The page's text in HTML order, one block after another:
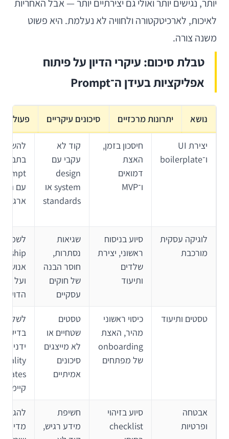
יותר, נגישים יותר ואולי גם יצירתיים יותר — אבל האחריות
לאיכות, לארכיטקטורה ולחוויה לא נעלמת. היא פשוט
משנה צורה.
טבלת סיכום: עיקרי הדיון על פיתוח
אפליקציות בעידן ה־Prompt
נושא יתרונות מרכזיים סיכונים עיקריים פעולה
יצירת UI
ו־boilerplate
חיסכון בזמן,
האצת
דמואים
ו־MVP
קוד לא
עקבי עם
design
system או
standards
עם
ארגוני
לוגיקה עסקית
מורכבת
סיוע בניסוח
ראשוני, יצירת
שלדים
ותיעוד
שגיאות
נסתרות,
חוסר הבנה
של חוקים
עסקיים
לשמור
אנושי
הדוק
טסטים ותיעוד
כיסוי ראשוני
מהיר, האצת
onboarding
של מפתחים
טסטים
שטחיים או
לא מייצגים
סיכונים
אמיתיים
לשלב
בדיקות
ידניות
quality
gates
קיימים
אבטחה
ופרטיות
סיוע בזיהוי
checklist
חשיפת
מידע רגיש,
להגדיר
מדיניות